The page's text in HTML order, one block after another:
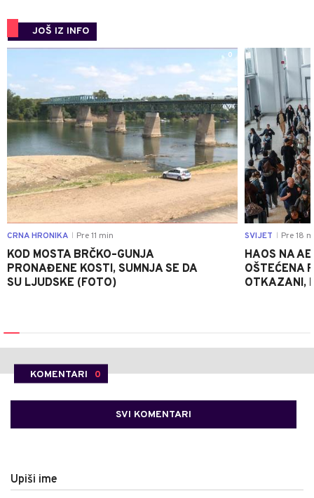
JOŠ IZ INFO
0
CRNA HRONIKA Pre 11 min
KOD MOSTA BRČKO–GUNJA
PRONAĐENE KOSTI, SUMNJA SE DA
SU LJUDSKE (FOTO)
SVIJET Pre 18
HAOS NA
OŠTEĆENA
OTKAZANI,
KOMENTARI 0
SVI KOMENTARI
Upiši ime